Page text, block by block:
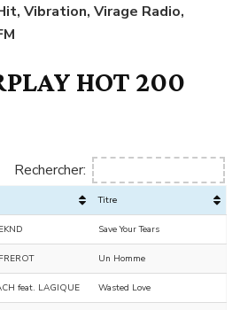
Vibration, Virage Radio,
HOT 200
Rechercher:
Titre
Save Your Tears
Un Homme
feat. LAGIQUE Wasted Love